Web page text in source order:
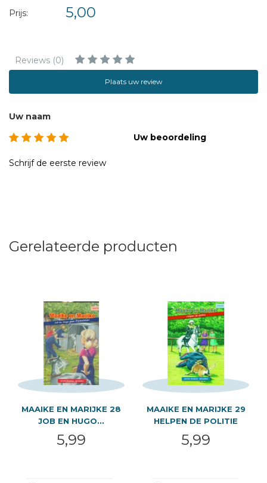
Prijs: 5,00
Reviews (0)
Plaats uw review
Uw naam
Uw beoordeling
Schrijf de eerste review
Gerelateerde producten
MAAIKE EN MARIJKE 28
JOB EN HUGO...
5,99
MAAIKE EN MARIJKE 29
HELPEN DE POLITIE
5,99